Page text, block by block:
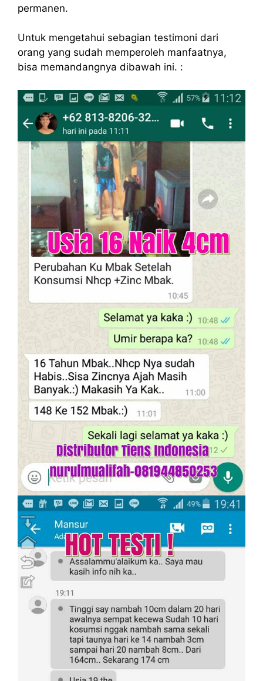
permanen.
Untuk mengetahui sebagian testimoni dari
orang yang sudah memperoleh manfaatnya,
bisa memandangnya dibawah ini. :